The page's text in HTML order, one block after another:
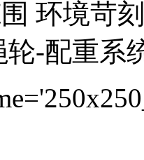
环境苛
轮-配重系